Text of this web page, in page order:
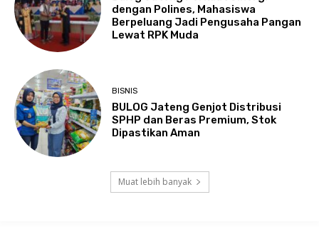
dengan Polines, Mahasiswa
Berpeluang Jadi Pengusaha Pangan
Lewat RPK Muda
BISNIS
BULOG Jateng Genjot Distribusi
SPHP dan Beras Premium, Stok
Dipastikan Aman
Muat lebih banyak